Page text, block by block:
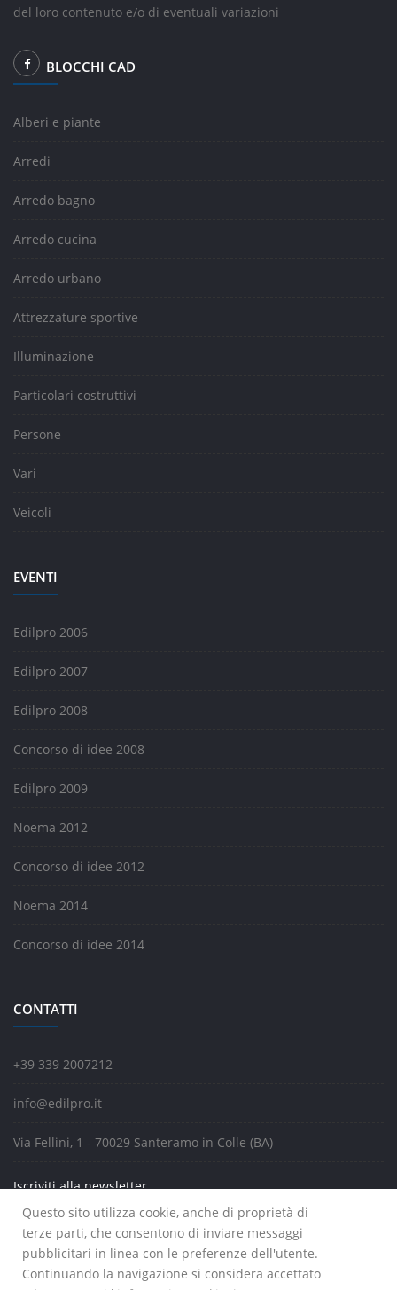
Questo sito utilizza cookie, anche di proprietà di
terze parti, che consentono di inviare messaggi
pubblicitari in linea con le preferenze dell'utente.
Continuando la navigazione si considera accettato
del loro contenuto e/o di eventuali variazioni
BLOCCHI CAD
Alberi e piante
Arredi
Arredo bagno
Arredo cucina
Arredo urbano
Attrezzature sportive
Illuminazione
Particolari costruttivi
Persone
Vari
Veicoli
EVENTI
Edilpro 2006
Edilpro 2007
Edilpro 2008
Concorso di idee 2008
Edilpro 2009
Noema 2012
Concorso di idee 2012
Noema 2014
Concorso di idee 2014
CONTATTI
+39 339 2007212
info@edilpro.it
Via Fellini, 1 - 70029 Santeramo in Colle (BA)
Iscriviti alla newsletter